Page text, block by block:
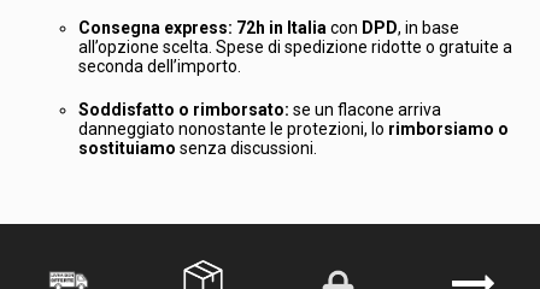
Consegna express: 72h in Italia con DPD, in base
all’opzione scelta. Spese di spedizione ridotte o gratuite a
seconda dell’importo.
Soddisfatto o rimborsato: se un flacone arriva
danneggiato nonostante le protezioni, lo rimborsiamo o
sostituiamo senza discussioni.